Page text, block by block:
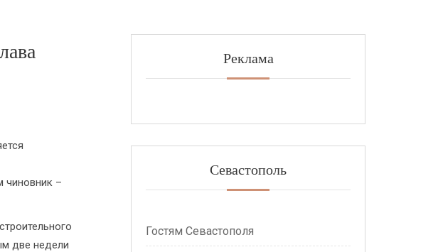
чиновник –
две недели
Реклама
Севастополь
Гостям Севастополя